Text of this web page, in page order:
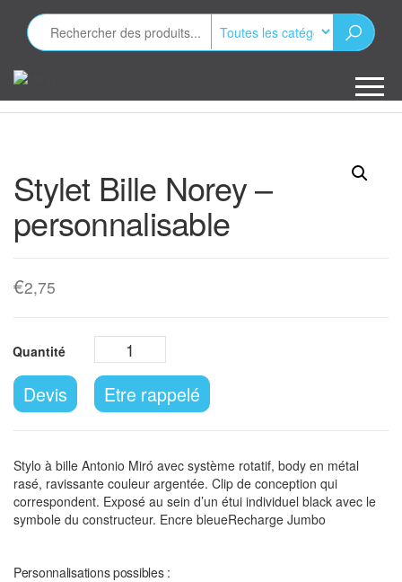
contenu
publicitaires
Stylet Bille Norey –
personnalisable
€2,75
Devis Etre rappelé
Stylo à bille Antonio Miró avec système rotatif, body en métal
rasé, ravissante couleur argentée. Clip de conception qui
correspondent. Exposé au sein d’un étui individuel black avec le
symbole du constructeur. Encre bleueRecharge Jumbo
Personnalisations possibles :